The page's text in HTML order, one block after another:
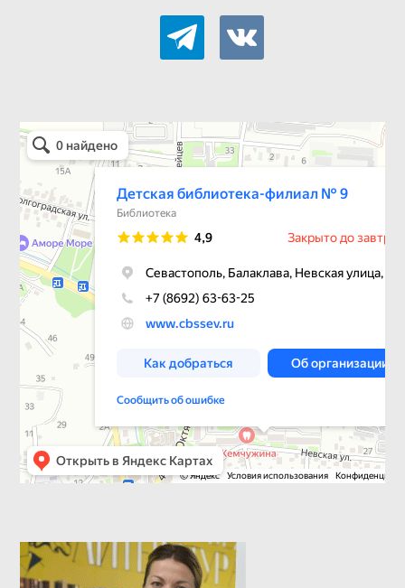
telegram vkontakte
Детская библиотека-филиал № 9
Библиотека в Севастополе